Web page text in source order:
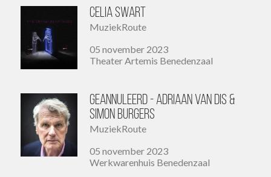
Celia Swart
MuziekRoute
05 november 2023
Theater Artemis Benedenzaal
GEANNULEERD - Adriaan van Dis &
Simon Burgers
MuziekRoute
05 november 2023
Werkwarenhuis Benedenzaal